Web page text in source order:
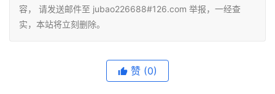
容， 请发送邮件至 jubao226688#126.com 举报，一经查
实，本站将立刻删除。
赞 (0)